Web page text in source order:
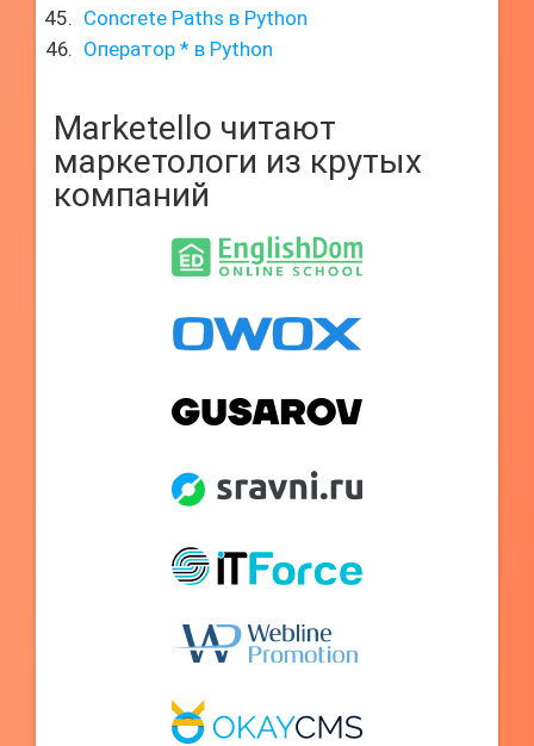
Concrete Paths в Python
Оператор * в Python
Marketello читают
маркетологи из крутых
компаний